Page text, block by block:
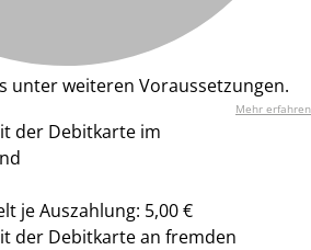
unter weiteren Voraussetzungen.
Mehr erfahren
der Debitkarte im
je Auszahlung: 5,00 €
der Debitkarte an fremden